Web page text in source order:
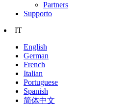
Partners
Supporto
IT
English
German
French
Italian
Portuguese
Spanish
简体中文